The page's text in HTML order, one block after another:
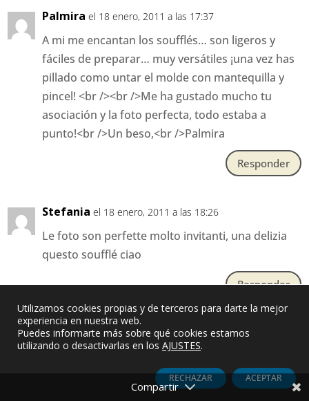
Palmira el 18 enero, 2011 a las 17:37
A mi me encantan los soufflés… son ligeros y
fáciles de preparar… muy versátiles ¡una vez has
pillado como untar el molde con mantequilla y
pincel! <br /><br />Me ha gustado mucho tu
asociación y la foto perfecta, todo estaba a
punto!<br />Un beso,<br />Palmira
Responder
Stefania el 18 enero, 2011 a las 18:26
Le foto son perfette molto invitanti, una delizia
questo soufflé ciao
Responder
Manderley el 18 enero, 2011 a las 18:47
y así debe estar súper rica.<br /><br />Besos
Utilizamos cookies propias y de terceros para darte la mejor
experiencia en nuestra web.
Puedes informarte más sobre qué cookies estamos
utilizando o desactivarlas en los AJUSTES.
ACEPTAR
RECHAZAR